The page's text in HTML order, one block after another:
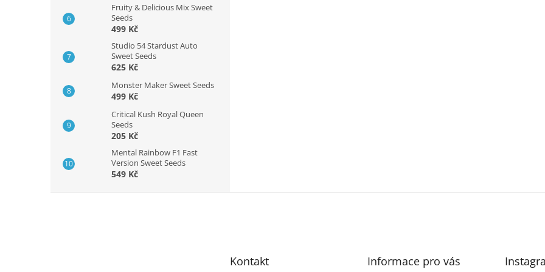
Fruity & Delicious Mix Sweet
Seeds
499 Kč
Studio 54 Stardust Auto
Sweet Seeds
625 Kč
Monster Maker Sweet Seeds
499 Kč
Critical Kush Royal Queen
Seeds
205 Kč
Mental Rainbow F1 Fast
Version Sweet Seeds
549 Kč
Kontakt Informace pro vás